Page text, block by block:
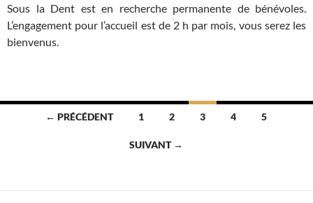
Sous la Dent est en recherche permanente de bénévoles.
L’engagement pour l’accueil est de 2 h par mois, vous serez les
bienvenus.
Navigation
← PRÉCÉDENT 1 2 3 4 5
SUIVANT →